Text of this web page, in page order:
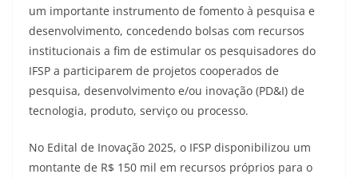
um importante instrumento de fomento à pesquisa e
desenvolvimento, concedendo bolsas com recursos
institucionais a fim de estimular os pesquisadores do
IFSP a participarem de projetos cooperados de
pesquisa, desenvolvimento e/ou inovação (PD&I) de
tecnologia, produto, serviço ou processo.
No Edital de Inovação 2025, o IFSP disponibilizou um
montante de R$ 150 mil em recursos próprios para o